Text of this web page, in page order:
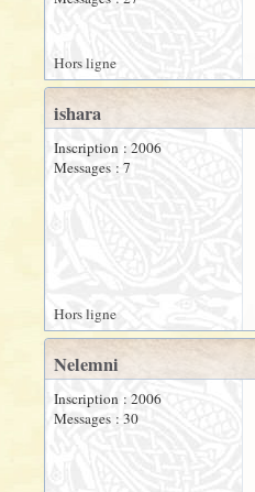
Hors ligne
ishara
Inscription : 2006
Messages : 7
Hors ligne
Nelemni
Inscription : 2006
Messages : 30